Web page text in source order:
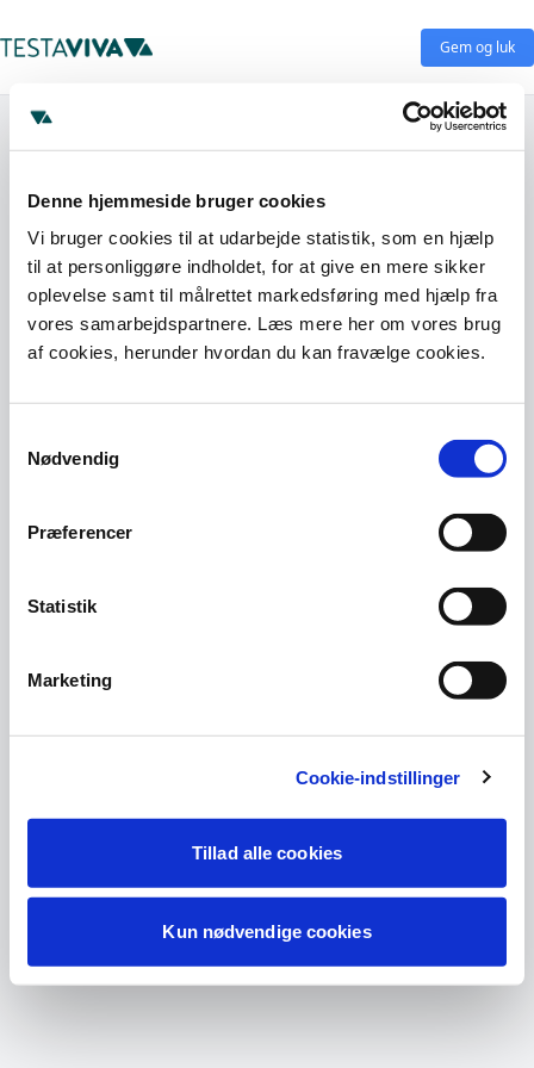
Denne hjemmeside bruger cookies
Vi bruger cookies til at udarbejde statistik, som en hjælp
til at personliggøre indholdet, for at give en mere sikker
oplevelse samt til målrettet markedsføring med hjælp fra
vores samarbejdspartnere. Læs mere her om vores brug
af cookies, herunder hvordan du kan fravælge cookies.
Nødvendig
Præferencer
Statistik
Marketing
Cookie-indstillinger
Tillad alle cookies
Kun nødvendige cookies
Gem og luk